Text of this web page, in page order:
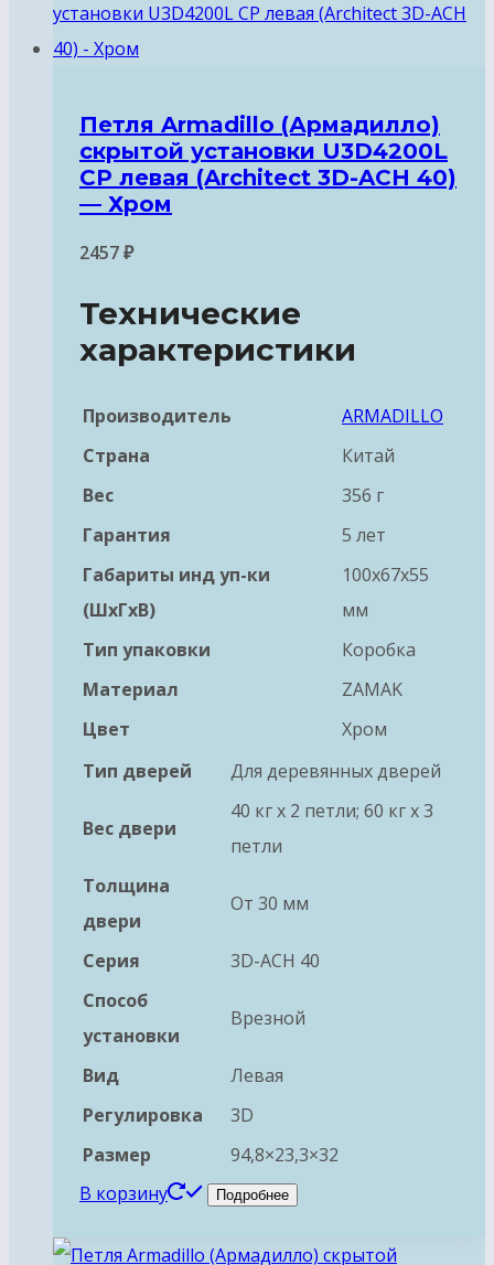
Петля Armadillo (Армадилло)
скрытой установки U3D4200L
CP левая (Architect 3D-ACH 40)
— Хром
2457₽
Технические
характеристики
Производитель
ARMADILLO
Страна
Китай
Вес
356 г
Гарантия
5 лет
Габариты инд уп-ки
(ШхГхВ)
100x67x55
мм
Тип упаковки
Коробка
Материал
ZAMAK
Цвет
Хром
Тип дверей
Для деревянных дверей
Вес двери
40 кг х 2 петли; 60 кг х 3
петли
Толщина
двери
От 30 мм
Серия
3D-ACH 40
Способ
установки
Врезной
Вид
Левая
Регулировка
3D
Размер
94,8×23,3×32
В корзину
Подробнее